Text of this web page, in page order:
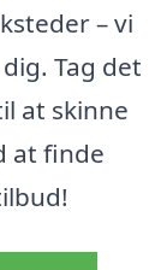
– vi
Tag det
at skinne
at finde